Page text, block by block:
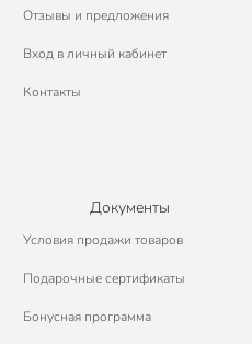
Отзывы и предложения
Вход в личный кабинет
Контакты
Документы
Условия продажи товаров
Подарочные сертификаты
Бонусная программа